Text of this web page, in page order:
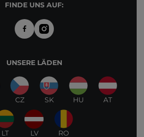
FINDE UNS AUF:
UNSERE LÄDEN
CZ SK HU AT
LT LV RO